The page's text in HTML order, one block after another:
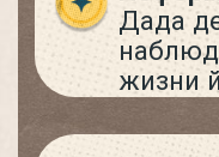
Доступ ко
Ежемесячные
для изучения
принципов
жизни